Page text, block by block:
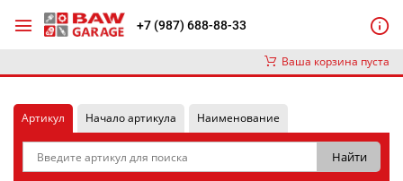
+7 (987) 688-88-33
Ваша корзина пуста
Артикул Начало артикула Наименование